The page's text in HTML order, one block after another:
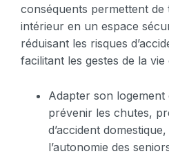
conséquents permettent
intérieur en un espace
réduisant les risques
facilitant les gestes de la
Adapter son
prévenir les chutes,
d’accident
l’autonomie des